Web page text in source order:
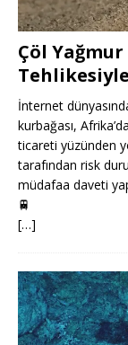
Çöl
Tehlikesiyle
İnternet
kurbağası,
ticareti yüzünden
tarafından risk
müdafaa daveti
🚆
[…]